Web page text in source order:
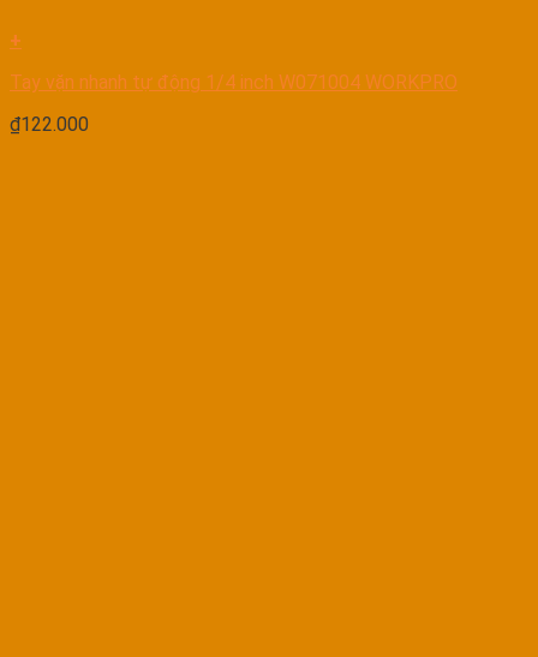
+
Tay vặn nhanh tự động 1/4 inch W071004 WORKPRO
₫122.000